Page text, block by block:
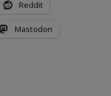
Reddit
Mastodon